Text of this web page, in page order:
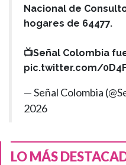
Nacional de
hogares de 64477.
📺Señal Colombia
pic.twitter.com/
— Señal Colombia
2026
LO MÁS